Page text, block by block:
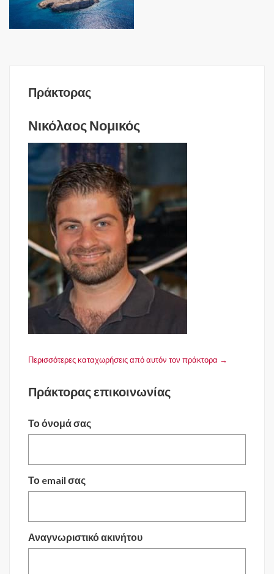
Πράκτορας
Νικόλαος Νομικός
Περισσότερες καταχωρήσεις από αυτόν τον πράκτορα →
Πράκτορας επικοινωνίας
Το όνομά σας
Το email σας
Αναγνωριστικό ακινήτου